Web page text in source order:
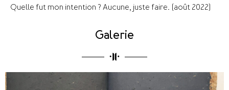
Quelle fut mon intention ? Aucune, juste faire. (août 2022)
Galerie